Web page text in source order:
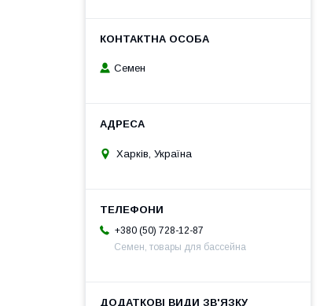
Семен
Харків, Україна
+380 (50) 728-12-87
Семен, товары для бассейна